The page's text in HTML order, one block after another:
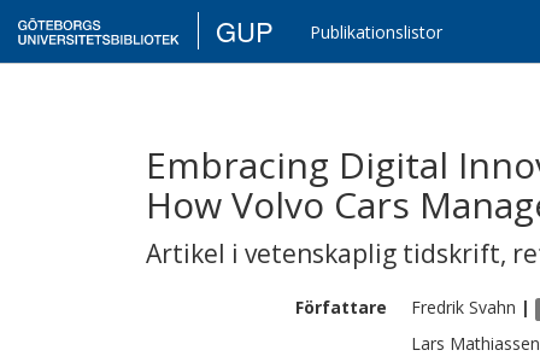
GUP Publikationslistor
Embracing Digital
How Volvo Cars
Artikel i vetenskaplig tidskrift,
Författare Fredrik Svahn |
Lars Mathiassen